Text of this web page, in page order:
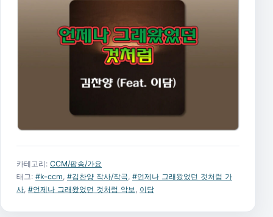
카테고리: CCM/팝송/가요
태그: #k-ccm, #김찬양 작사/작곡, #언제나 그래왔었던 것처럼 가
사, #언제나 그래왔었던 것처럼 악보, 이담